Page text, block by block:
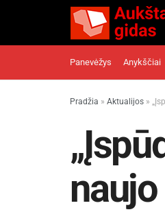
Panevėžys Anykščiai
Pradžia » Aktualijos »